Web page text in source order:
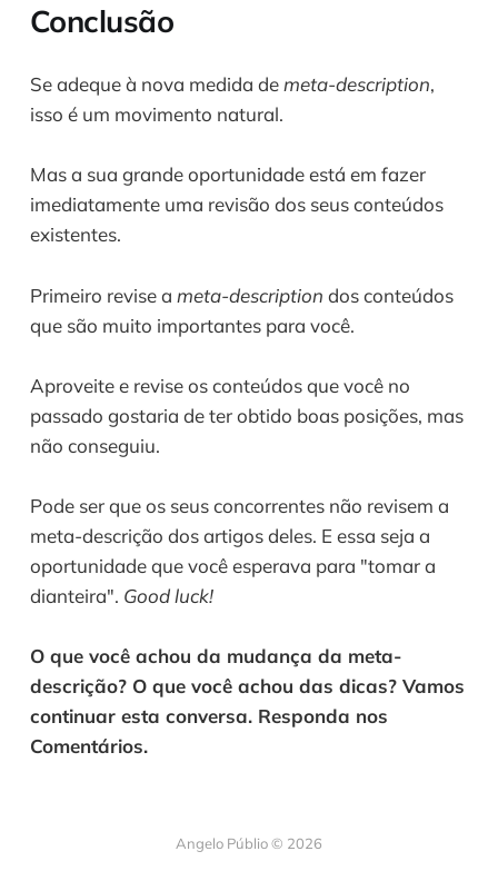
Conclusão
Se adeque à nova medida de meta-description,
isso é um movimento natural.
Mas a sua grande oportunidade está em fazer
imediatamente uma revisão dos seus conteúdos
existentes.
Primeiro revise a meta-description dos conteúdos
que são muito importantes para você.
Aproveite e revise os conteúdos que você no
passado gostaria de ter obtido boas posições, mas
não conseguiu.
Pode ser que os seus concorrentes não revisem a
meta-descrição dos artigos deles. E essa seja a
oportunidade que você esperava para "tomar a
dianteira". Good luck!
O que você achou da mudança da meta-
descrição? O que você achou das dicas? Vamos
continuar esta conversa. Responda nos
Comentários.
Angelo Públio © 2026